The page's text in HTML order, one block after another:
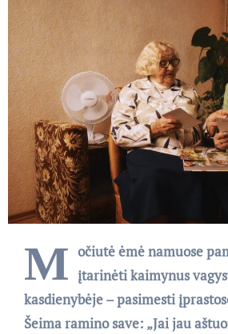
M očiutė ėmė namuose
įtarinėti kaimynus
kasdienybėje – pasimesti
Šeima ramino save: „Jai jau